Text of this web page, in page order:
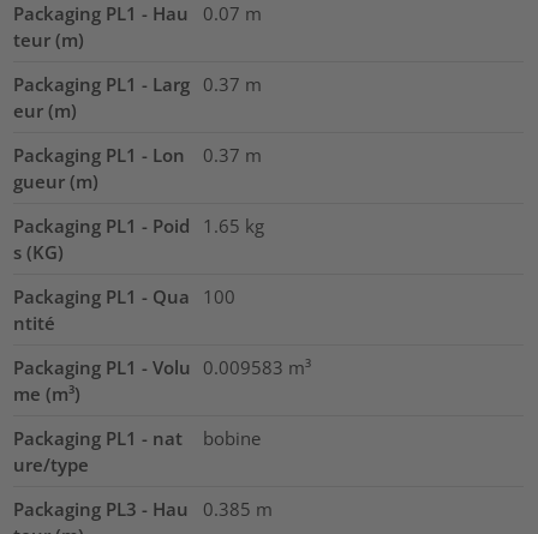
Packaging PL1 - Hau
teur (m)
0.07 m
Packaging PL1 - Larg
eur (m)
0.37 m
Packaging PL1 - Lon
gueur (m)
0.37 m
Packaging PL1 - Poid
s (KG)
1.65 kg
Packaging PL1 - Qua
ntité
100
Packaging PL1 - Volu
me (m³)
0.009583 m³
Packaging PL1 - nat
ure/type
bobine
Packaging PL3 - Hau
0.385 m